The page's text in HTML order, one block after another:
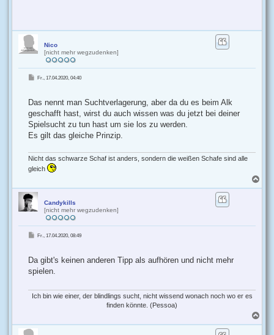
Nico
[nicht mehr wegzudenken]
e
a
g
Fr., 17.04.2020, 04:40
Das nennt man Suchtverlagerung, aber da du es beim Alk
geschafft hast, wirst du auch wissen was du jetzt bei deiner
Spielsucht zu tun hast um sie los zu werden.
Es gilt das gleiche Prinzip.
Nicht das schwarze Schaf ist anders, sondern die weißen Schafe sind alle
gleich
a
Candykills
[nicht mehr wegzudenken]
e
a
g
Fr., 17.04.2020, 08:49
Da gibt's keinen anderen Tipp als aufhören und nicht mehr
spielen.
Ich bin wie einer, der blindlings sucht, nicht wissend wonach noch wo er es
finden könnte. (Pessoa)
a